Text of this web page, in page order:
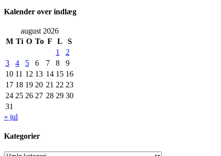
Kalender over indlæg
august 2026
M Ti O To F L
S
1
2
3
4 5 6 7 8
9
10 11 12 13 14 15 16
17 18 19 20 21 22 23
24 25 26 27 28 29 30
31
« jul
Kategorier